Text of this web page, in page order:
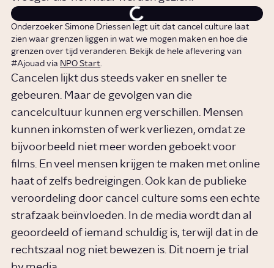
Onderzoeker Simone Driessen legt uit dat cancel culture laat
zien waar grenzen liggen in wat we mogen maken en hoe die
grenzen over tijd veranderen. Bekijk de hele aflevering van
#Ajouad via NPO Start.
Cancelen lijkt dus steeds vaker en sneller te
gebeuren. Maar de gevolgen van die
cancelcultuur kunnen erg verschillen. Mensen
kunnen inkomsten of werk verliezen, omdat ze
bijvoorbeeld niet meer worden geboekt voor
films. En veel mensen krijgen te maken met online
haat of zelfs bedreigingen. Ook kan de publieke
veroordeling door cancel culture soms een echte
strafzaak beïnvloeden. In de media wordt dan al
geoordeeld of iemand schuldig is, terwijl dat in de
rechtszaal nog niet bewezen is. Dit noem je trial